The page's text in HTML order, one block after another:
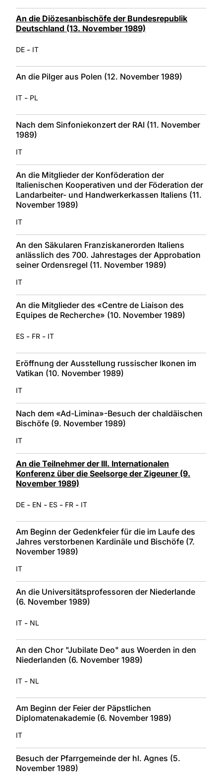
An die Diözesanbischöfe der Bundesrepublik
Deutschland (13. November 1989)
DE - IT
An die Pilger aus Polen (12. November 1989)
IT - PL
Nach dem Sinfoniekonzert der RAI (11. November
1989)
IT
An die Mitglieder der Konföderation der
Italienischen Kooperativen und der Föderation der
Landarbeiter- und Handwerkerkassen Italiens (11.
November 1989)
IT
An den Säkularen Franziskanerorden Italiens
anlässlich des 700. Jahrestages der Approbation
seiner Ordensregel (11. November 1989)
IT
An die Mitglieder des «Centre de Liaison des
Equipes de Recherche» (10. November 1989)
ES - FR - IT
Eröffnung der Ausstellung russischer Ikonen im
Vatikan (10. November 1989)
IT
Nach dem «Ad-Limina»-Besuch der chaldäischen
Bischöfe (9. November 1989)
IT
An die Teilnehmer der III. Internationalen
Konferenz über die Seelsorge der Zigeuner (9.
November 1989)
DE - EN - ES - FR - IT
Am Beginn der Gedenkfeier für die im Laufe des
Jahres verstorbenen Kardinäle und Bischöfe (7.
November 1989)
IT
An die Universitätsprofessoren der Niederlande
(6. November 1989)
IT - NL
An den Chor "Jubilate Deo" aus Woerden in den
Niederlanden (6. November 1989)
IT - NL
Am Beginn der Feier der Päpstlichen
Diplomatenakademie (6. November 1989)
IT
Besuch der Pfarrgemeinde der hl. Agnes (5.
November 1989)